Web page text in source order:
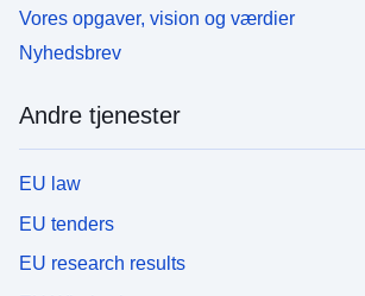
Vores opgaver, vision og værdier
Nyhedsbrev
Andre tjenester
EU law
EU tenders
EU research results